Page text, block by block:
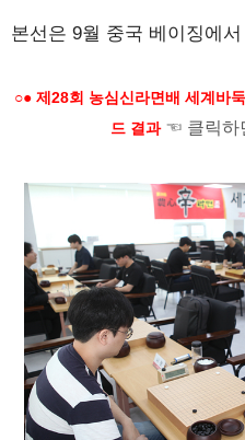
본선은 9월 중국 베이징에
○● 제28회 농심신라면배 세계바
드 결과 ☜ 클릭하